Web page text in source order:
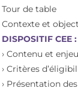
Tour de table
Contexte et
DISPOSITIF CEE
› Contenu et enjeu
› Critères
› Présentation